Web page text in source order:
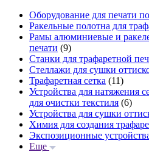
Оборудование для печати
Ракельные полотна для
Рамы алюминиевые и
печати (9)
Станки для трафаретной
Стеллажи для сушки
Трафаретная сетка (11)
Устройства для натяжения
для очистки текстиля (6)
Устройства для сушки
Химия для создания
Экспозиционные
Еще